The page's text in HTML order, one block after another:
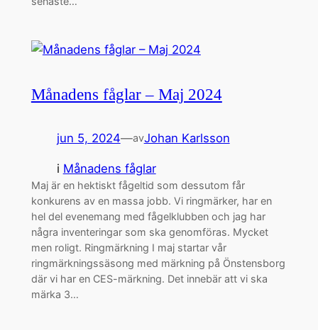
Månadens fåglar – Maj 2024
jun 5, 2024—avJohan Karlsson
i Månadens fåglar
Maj är en hektiskt fågeltid som dessutom får
konkurens av en massa jobb. Vi ringmärker, har en
hel del evenemang med fågelklubben och jag har
några inventeringar som ska genomföras. Mycket
men roligt. Ringmärkning I maj startar vår
ringmärkningssäsong med märkning på Önstensborg
där vi har en CES-märkning. Det innebär att vi ska
märka 3…